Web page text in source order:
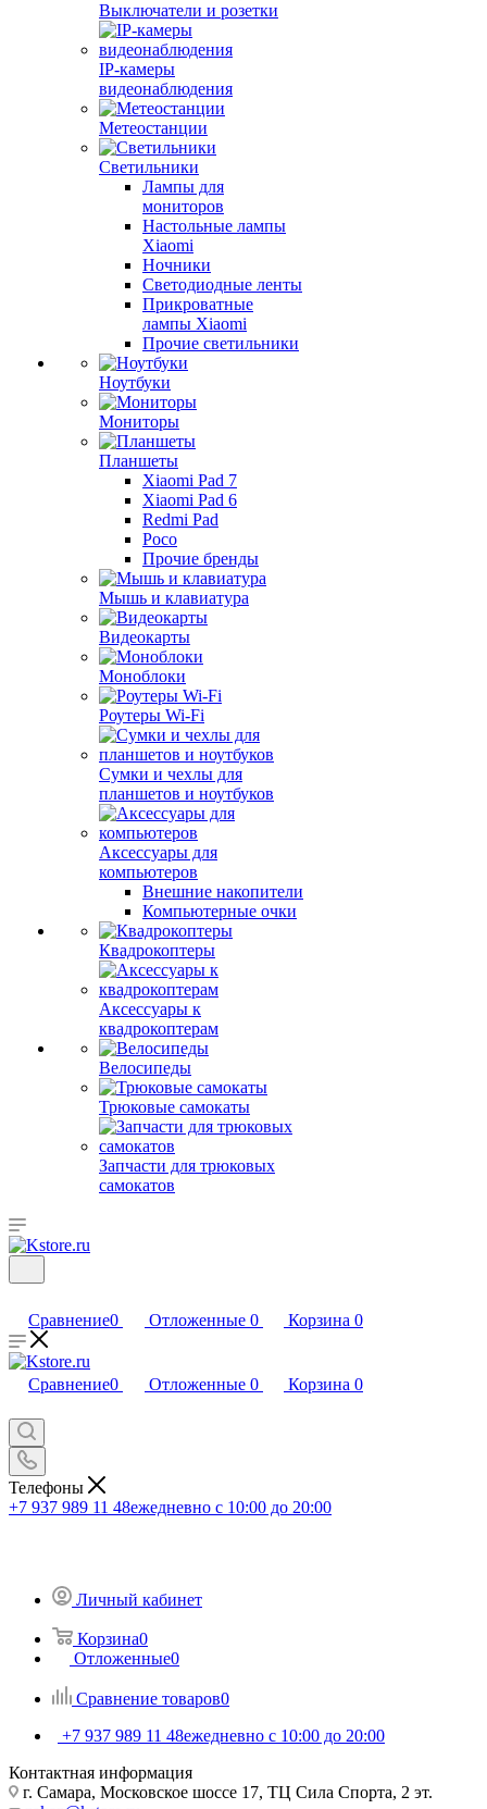
Выключатели и розетки
IP-камеры
видеонаблюдения
Метеостанции
Светильники
Лампы для
мониторов
Настольные лампы
Xiaomi
Ночники
Светодиодные ленты
Прикроватные
лампы Xiaomi
Прочие светильники
Ноутбуки
Мониторы
Планшеты
Xiaomi Pad 7
Xiaomi Pad 6
Redmi Pad
Poco
Прочие бренды
Мышь и клавиатура
Видеокарты
Моноблоки
Роутеры Wi-Fi
Сумки и чехлы для
планшетов и ноутбуков
Аксессуары для
компьютеров
Внешние накопители
Компьютерные очки
Квадрокоптеры
Аксессуары к
квадрокоптерам
Велосипеды
Трюковые самокаты
Запчасти для трюковых
самокатов
Сравнение0 Отложенные 0 Корзина 0
Сравнение0 Отложенные 0 Корзина 0
Телефоны
+7 937 989 11 48ежедневно с 10:00 до 20:00
Личный кабинет
Корзина0
Отложенные0
Сравнение товаров0
+7 937 989 11 48ежедневно с 10:00 до 20:00
Контактная информация
г. Самара, Московское шоссе 17, ТЦ Сила Спорта, 2 эт.